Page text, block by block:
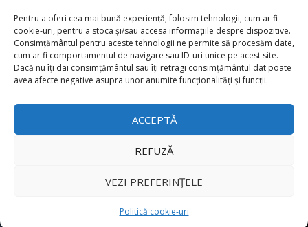
Pentru a oferi cea mai bună experiență, folosim tehnologii, cum ar fi
cookie-uri, pentru a stoca și/sau accesa informațiile despre dispozitive.
Consimțământul pentru aceste tehnologii ne permite să procesăm date,
cum ar fi comportamentul de navigare sau ID-uri unice pe acest site.
Dacă nu îți dai consimțământul sau îți retragi consimțământul dat poate
avea afecte negative asupra unor anumite funcționalități și funcții.
ACCEPTĂ
REFUZĂ
VEZI PREFERINȚELE
Politică cookie-uri
Noul Volvo EX90 / Test Drive AutoBlog.MD
32:06
33
MG RX5 - își merită banii? / Test Drive
AutoBlog.MD
34
Noul DACIA DUSTER DIESEL! Primul test drive în
română
Noul Mercedes-Benz E 350 e - cât consumă?! /
Test Drive AutoBlog.MD
Vremea se schimbă brusc: Canicula aduce
instabilitate atmosferică în nordul și centrul
țării
„Nu suntem gata să introducem TVA”: Vasile
Tofan a anunțat propuneri de taxare a
automobilelor din 2027
×